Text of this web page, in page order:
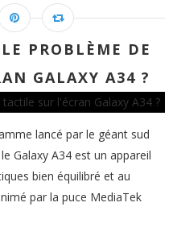
PROBLÈME DE
GALAXY A34 ?
lancé par le géant sud
Galaxy A34 est un appareil
bien équilibré et au
par la puce MediaTek